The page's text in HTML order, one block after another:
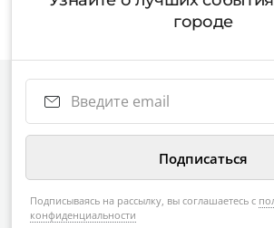
городе
Подписываясь на рассылку, вы соглашаетесь с
конфиденциальности